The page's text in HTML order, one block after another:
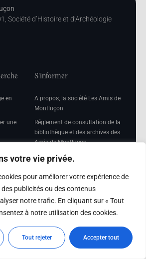
votre vie privée.
pour améliorer votre expérience de
publicités ou des contenus
notre trafic. En cliquant sur « Tout
à notre utilisation des cookies.
Tout rejeter Accepter tout
Société d’Histoire et d’Archéologie
en
une
S'informer
A propos, la société Les Amis de
Montluçon
Réglement de consultation de la
bibliothèque et des archives des
Amis de Montluçon
Mentions légales